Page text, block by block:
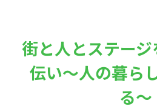
街と人とステー
伝い〜人の暮ら
る〜